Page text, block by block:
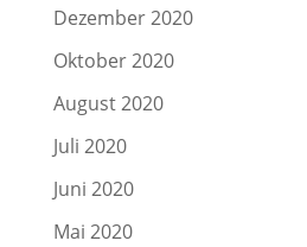
Dezember 2020
Oktober 2020
August 2020
Juli 2020
Juni 2020
Mai 2020